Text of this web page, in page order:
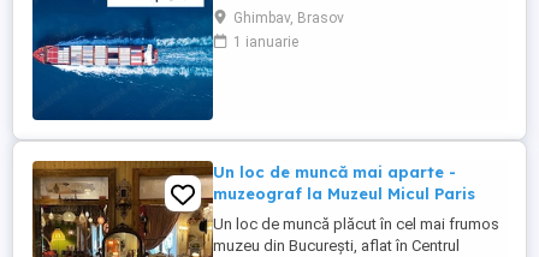
prin aschiere). Căutăm persoane serioase,
dornice să învețe și să muncească, se va
oferi instruire la locul de muncă. Program:
Ghimbav, Brasov
1 ianuarie
Un loc de muncă mai aparte -
muzeograf la Muzeul Micul Paris
Un loc de muncă plăcut în cel mai frumos
muzeu din București, aflat în Centrul